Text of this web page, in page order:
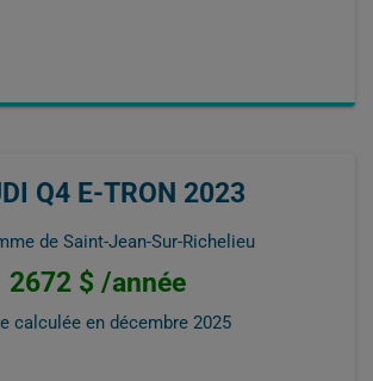
Q4 E-TRON 2023
de Saint-Jean-Sur-Richelieu
2672 $ /année
calculée en décembre 2025